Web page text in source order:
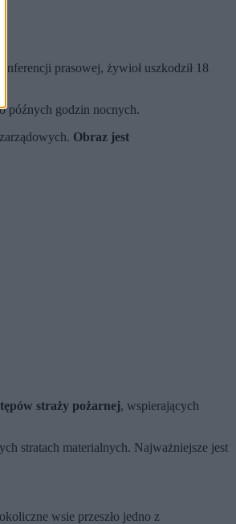
prasowej, żywioł uszkodził 18
późnych godzin nocnych.
Obraz jest
straży pożarnej, wspierających
stratach materialnych. Najważniejsze jest
wsie przeszło jedno z